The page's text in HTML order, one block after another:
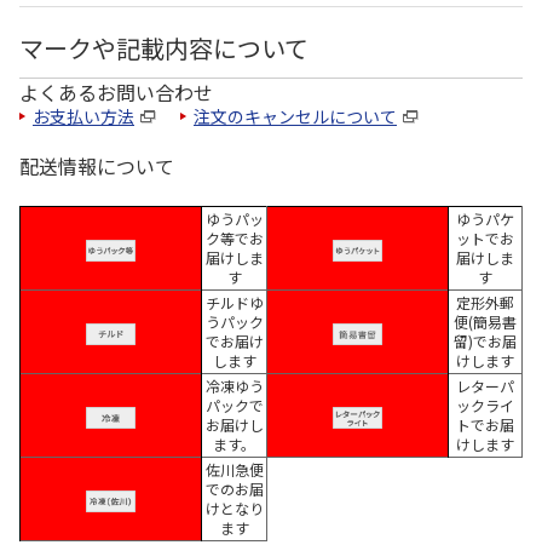
マークや記載内容について
よくあるお問い合わせ
お支払い方法 注文のキャンセルについて
配送情報について
ゆうパッ
ク等でお
届けしま
す
ゆうパケ
ットでお
届けしま
す
チルドゆ
うパック
でお届け
します
定形外郵
便(簡易書
留)でお届
けします
冷凍ゆう
パックで
お届けし
ます。
レターパ
ックライ
トでお届
けします
佐川急便
でのお届
けとなり
ます